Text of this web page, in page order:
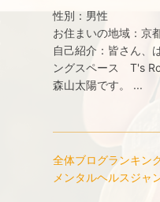
性別： 男性
お住まいの地域： 京
自己紹介： 皆さん、
ングスペース T's
森山太陽です。 ...
全体ブログランキン
メンタルヘルスジャ